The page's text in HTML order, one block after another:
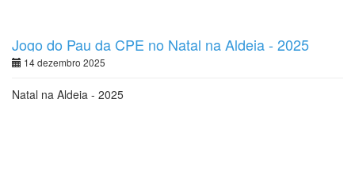
Jogo do Pau da CPE no Natal na Aldeia - 2025
14 dezembro 2025
Natal na Aldeia - 2025